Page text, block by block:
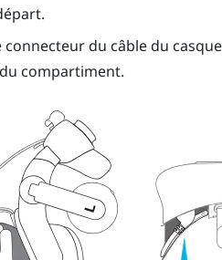
connecteur du câble du
compartiment.